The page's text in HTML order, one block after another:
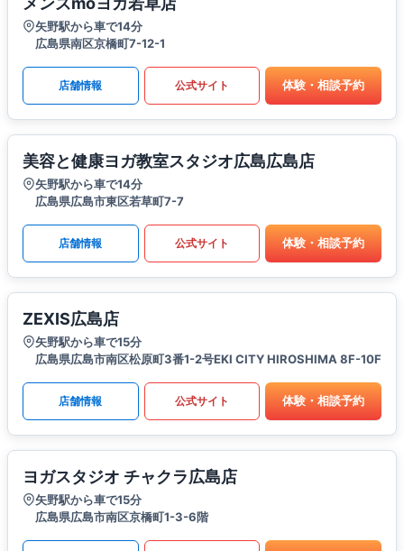
矢野駅から車で14分
広島県南区京橋町7-12-1
店舗情報 公式サイト 体験・相談予約
美容と健康ヨガ教室スタジオ広島広島店
矢野駅から車で14分
広島県広島市東区若草町7-7
店舗情報 公式サイト 体験・相談予約
ZEXIS広島店
矢野駅から車で15分
広島県広島市南区松原町3番1-2号EKI CITY HIROSHIMA 8F-10F
店舗情報 公式サイト 体験・相談予約
ヨガスタジオ チャクラ広島店
矢野駅から車で15分
広島県広島市南区京橋町1-3-6階